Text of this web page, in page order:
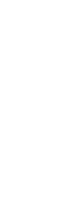
発表
ログラム（TU-
（９月期）を挙